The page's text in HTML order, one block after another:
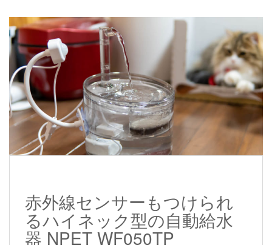
赤外線センサーもつけられ
るハイネック型の自動給水
器 NPET WF050TP